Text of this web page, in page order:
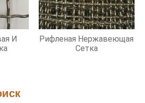
И
Рифленая Нержавеющая
Сетка